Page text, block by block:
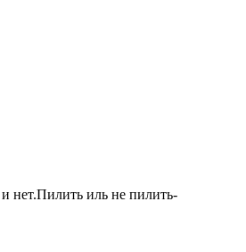
нет.Пилить иль не пилить-